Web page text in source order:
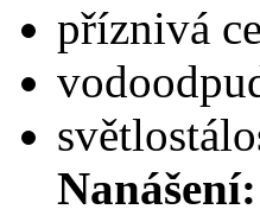
příznivá
Nanášení: